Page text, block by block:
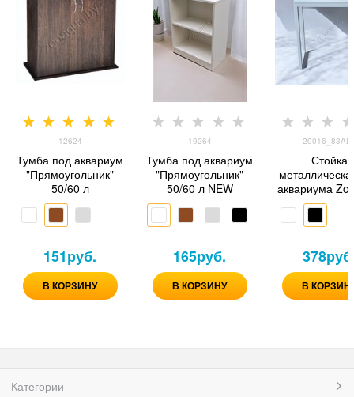
12624
Тумба под аквариум
"Прямоугольник"
50/60 л
151руб.
В КОРЗИНУ
19264
Тумба под аквариум
"Прямоугольник"
50/60 л NEW
165руб.
В КОРЗИНУ
Стойка
аквариума
378
В
Категории